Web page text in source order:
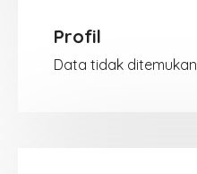
Profil
Data tidak ditemukan